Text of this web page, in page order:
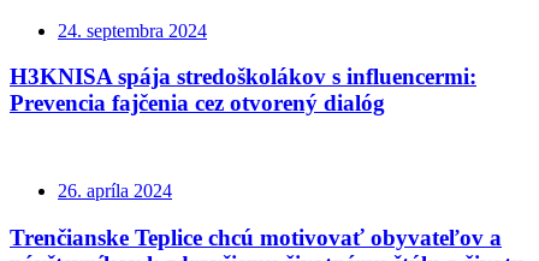
24. septembra 2024
H3KNISA spája stredoškolákov s influencermi:
Prevencia fajčenia cez otvorený dialóg
26. apríla 2024
Trenčianske Teplice chcú motivovať obyvateľov a